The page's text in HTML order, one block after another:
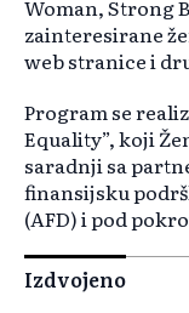
Woman, Strong
zainteresirane
web stranice i
Program se
Equality”, koji
saradnji sa
finansijsku
(AFD) i pod
Izdvojeno